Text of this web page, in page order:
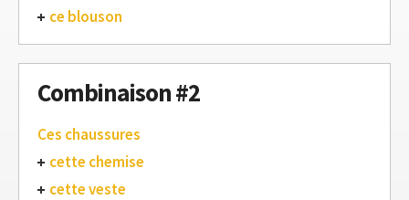
ce blouson
Combinaison #2
Ces chaussures
cette chemise
cette veste